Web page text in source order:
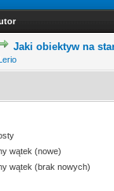
Jaki obiektyw na
wątek (nowe)
wątek (brak nowych)